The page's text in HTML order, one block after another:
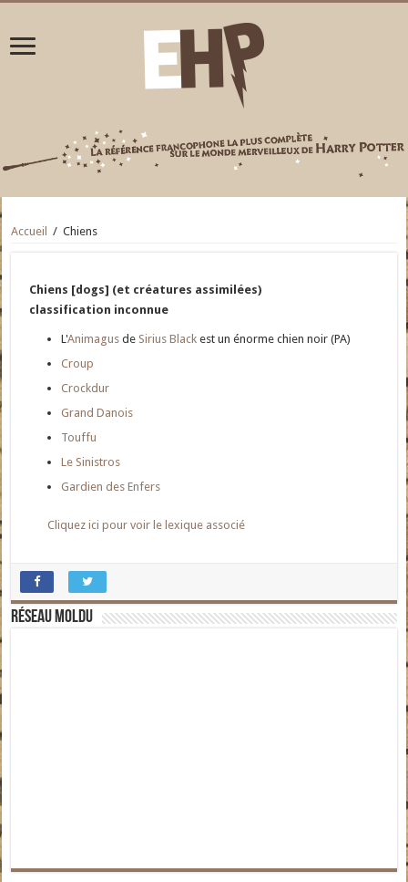
Accueil / Chiens
Chiens [dogs] (et créatures assimilées)
classification inconnue
L'Animagus de Sirius Black est un énorme chien noir (PA)
Croup
Crockdur
Grand Danois
Touffu
Le Sinistros
Gardien des Enfers
Cliquez ici pour voir le lexique associé
Réseau moldu